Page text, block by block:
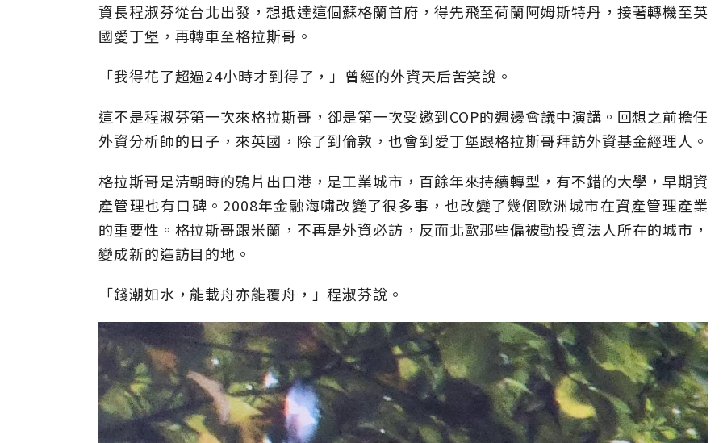
資長程淑芬從台北出發，想抵達這個蘇格蘭首府，得先飛至荷蘭阿姆斯特丹，接著轉機至英
國愛丁堡，再轉車至格拉斯哥。
「我得花了超過24小時才到得了，」曾經的外資天后苦笑說。
這不是程淑芬第一次來格拉斯哥，卻是第一次受邀到COP的週邊會議中演講。回想之前擔任
外資分析師的日子，來英國，除了到倫敦，也會到愛丁堡跟格拉斯哥拜訪外資基金經理人。
格拉斯哥是清朝時的鴉片出口港，是工業城市，百餘年來持續轉型，有不錯的大學，早期資
產管理也有口碑。2008年金融海嘯改變了很多事，也改變了幾個歐洲城市在資產管理產業
的重要性。格拉斯哥跟米蘭，不再是外資必訪，反而北歐那些偏被動投資法人所在的城市，
變成新的造訪目的地。
「錢潮如水，能載舟亦能覆舟，」程淑芬說。